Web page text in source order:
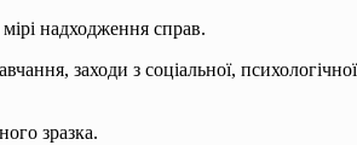
надходження справ.
заходи з соціальної, психологічної,
зразка.